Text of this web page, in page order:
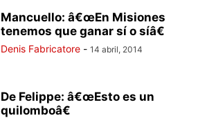
Mancuello: â€œEn Misiones
tenemos que ganar sí o síâ€
Denis Fabricatore - 14 abril, 2014
De Felippe: â€œEsto es un
quilomboâ€